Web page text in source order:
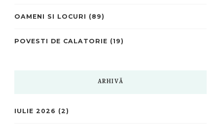
OAMENI SI LOCURI (89)
POVESTI DE CALATORIE (19)
ARHIVĂ
IULIE 2026 (2)